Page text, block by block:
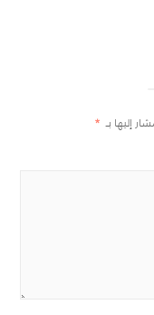
إليها بـ *